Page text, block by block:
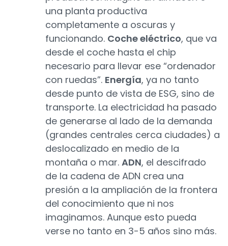
una planta productiva
completamente a oscuras y
funcionando. Coche eléctrico, que va
desde el coche hasta el chip
necesario para llevar ese “ordenador
con ruedas”. Energía, ya no tanto
desde punto de vista de ESG, sino de
transporte. La electricidad ha pasado
de generarse al lado de la demanda
(grandes centrales cerca ciudades) a
deslocalizado en medio de la
montaña o mar. ADN, el descifrado
de la cadena de ADN crea una
presión a la ampliación de la frontera
del conocimiento que ni nos
imaginamos. Aunque esto pueda
verse no tanto en 3-5 años sino más.